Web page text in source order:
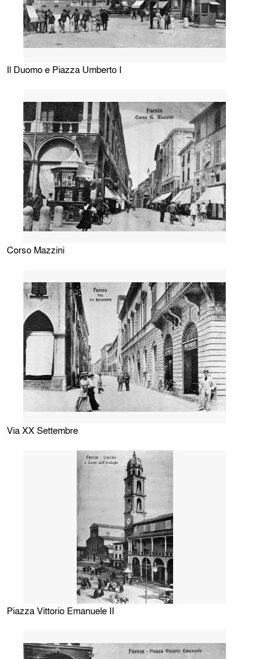
Il Duomo e Piazza Umberto I
Corso Mazzini
Via XX Settembre
Piazza Vittorio Emanuele II